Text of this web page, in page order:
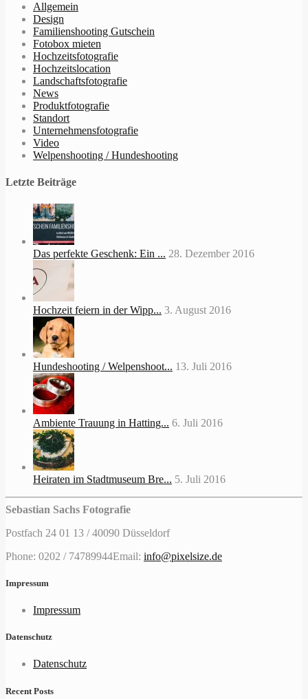
Allgemein
Design
Familienshooting Gutschein
Fotobox mieten
Hochzeitsfotografie
Hochzeitslocation
Landschaftsfotografie
News
Produktfotografie
Standort
Unternehmensfotografie
Video
Welpenshooting / Hundeshooting
Letzte Beiträge
Das perfekte Geschenk: Ein ... 28. Dezember 2016
Hochzeit feiern in der Wipp... 3. August 2016
Hundeshooting / Welpenshoot... 13. Juli 2016
Ambiente Trauung in Hatting... 6. Juli 2016
Heiraten im Stadtmuseum Bre... 5. Juli 2016
Sebastian Sachs Fotografie
Postfach 24 01 13 / 40090 Düsseldorf
Phone: 0202 / 74789944Email: info@pixelsize.de
Impressum
Impressum
Datenschutz
Datenschutz
Recent Posts